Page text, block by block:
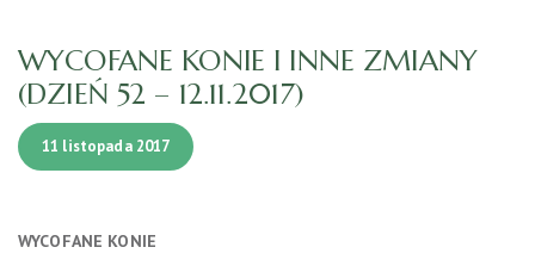
WYCOFANE KONIE I INNE ZMIANY
(DZIEŃ 52 – 12.11.2017)
11 listopada 2017
WYCOFANE KONIE